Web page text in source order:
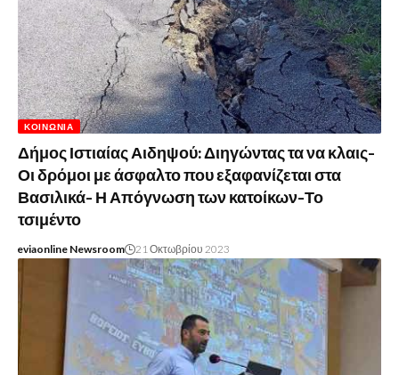
ΚΟΙΝΩΝΊΑ
Δήμος Ιστιαίας Αιδηψού: Διηγώντας τα να κλαις-
Οι δρόμοι με άσφαλτο που εξαφανίζεται στα
Βασιλικά- Η Απόγνωση των κατοίκων-Το
τσιμέντο
eviaonline Newsroom 21 Οκτωβρίου 2023